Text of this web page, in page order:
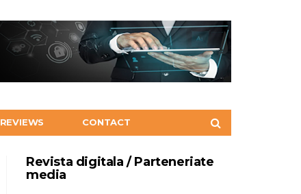
REVIEWS CONTACT
Revista digitala / Parteneriate
media